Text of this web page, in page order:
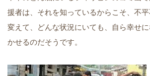
援者は、それを知っているからこそ、不
変えて、どんな状況にいても、自ら幸せ
かせるのだそうです。